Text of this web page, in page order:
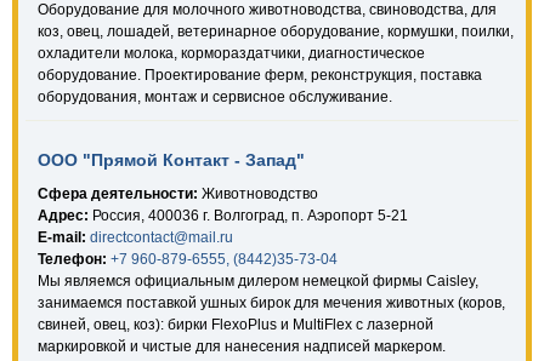
Оборудование для молочного животноводства, свиноводства, для
коз, овец, лошадей, ветеринарное оборудование, кормушки, поилки,
охладители молока, кормораздатчики, диагностическое
оборудование. Проектирование ферм, реконструкция, поставка
оборудования, монтаж и сервисное обслуживание.
ООО "Прямой Контакт - Запад"
Сфера деятельности: Животноводство
Адрес: Россия, 400036 г. Волгоград, п. Аэропорт 5-21
E-mail: directcontact@mail.ru
Телефон: +7 960-879-6555, (8442)35-73-04
Мы являемся официальным дилером немецкой фирмы Caisley,
занимаемся поставкой ушных бирок для мечения животных (коров,
свиней, овец, коз): бирки FlexoPlus и MultiFlex с лазерной
маркировкой и чистые для нанесения надписей маркером.